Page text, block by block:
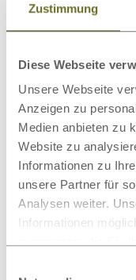
Zustimmung
Diese Webseite
Unsere Webseite
Anzeigen zu
Medien anbieten zu
Website zu
Informationen zu
unsere Partner für
Analysen weiter.
Informationen